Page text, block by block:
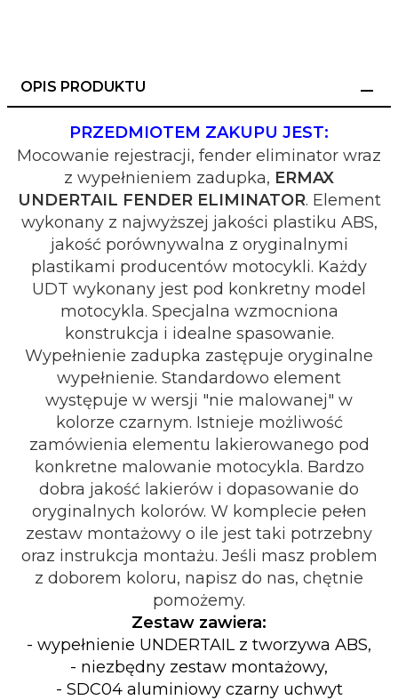
OPIS PRODUKTU
PRZEDMIOTEM ZAKUPU JEST:
Mocowanie rejestracji, fender eliminator wraz
z wypełnieniem zadupka, ERMAX
UNDERTAIL FENDER ELIMINATOR. Element
wykonany z najwyższej jakości plastiku ABS,
jakość porównywalna z oryginalnymi
plastikami producentów motocykli. Każdy
UDT wykonany jest pod konkretny model
motocykla. Specjalna wzmocniona
konstrukcja i idealne spasowanie.
Wypełnienie zadupka zastępuje oryginalne
wypełnienie. Standardowo element
występuje w wersji "nie malowanej" w
kolorze czarnym. Istnieje możliwość
zamówienia elementu lakierowanego pod
konkretne malowanie motocykla. Bardzo
dobra jakość lakierów i dopasowanie do
oryginalnych kolorów. W komplecie pełen
zestaw montażowy o ile jest taki potrzebny
oraz instrukcja montażu. Jeśli masz problem
z doborem koloru, napisz do nas, chętnie
pomożemy.
Zestaw zawiera:
- wypełnienie UNDERTAIL z tworzywa ABS,
- niezbędny zestaw montażowy,
- SDC04 aluminiowy czarny uchwyt